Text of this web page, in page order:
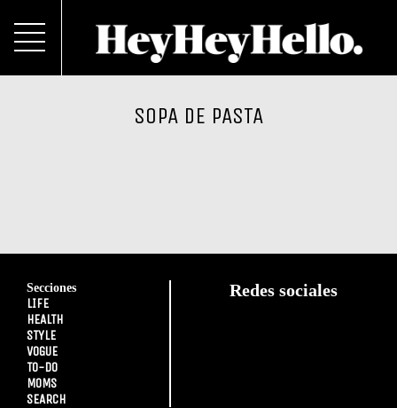
SOPA DE PASTA
Secciones
LIFE
HEALTH
STYLE
VOGUE
TO-DO
MOMS
SEARCH
Redes sociales